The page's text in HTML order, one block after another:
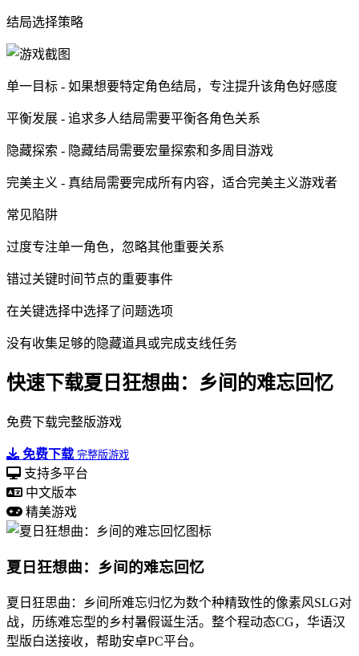
结局选择策略
单一目标 - 如果想要特定角色结局，专注提升该角色好感度
平衡发展 - 追求多人结局需要平衡各角色关系
隐藏探索 - 隐藏结局需要宏量探索和多周目游戏
完美主义 - 真结局需要完成所有内容，适合完美主义游戏者
常见陷阱
过度专注单一角色，忽略其他重要关系
错过关键时间节点的重要事件
在关键选择中选择了问题选项
没有收集足够的隐藏道具或完成支线任务
快速下载夏日狂想曲：乡间的难忘回忆
免费下载完整版游戏
免费下载 完整版游戏
支持多平台
中文版本
精美游戏
夏日狂想曲：乡间的难忘回忆
夏日狂思曲：乡间所难忘归忆为数个种精致性的像素风SLG对
战，历练难忘型的乡村暑假诞生活。整个程动态CG，华语汉
型版白送接收，帮助安卓PC平台。